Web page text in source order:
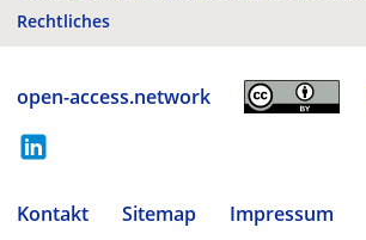
Rechtliches
open-access.network
Kontakt Sitemap
Impressum